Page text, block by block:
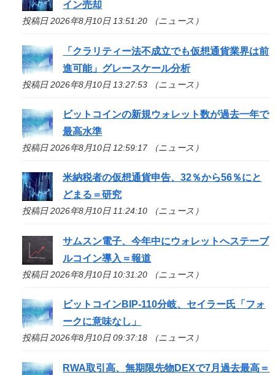
イン売却
投稿日 2026年8月10日 13:51:20 （ニュース）
「クラリティー法不成立でも仮想通貨業界は前
進可能」グレースケール分析
投稿日 2026年8月10日 13:27:53 （ニュース）
ビットコインの新規ウォレット数が過去一年で
最高水準
投稿日 2026年8月10日 12:59:17 （ニュース）
米納税者の仮想通貨申告、32％から56％にと
どまる＝研究
投稿日 2026年8月10日 11:24:10 （ニュース）
サムスン電子、今年中にウォレットへステーブ
ルコイン導入＝報道
投稿日 2026年8月10日 10:31:20 （ニュース）
ビットコインBIP-110分岐、セイラー氏「フォ
ークに意味なし」
投稿日 2026年8月10日 09:37:18 （ニュース）
RWA取引高、無期限先物DEXで7月過去最高＝